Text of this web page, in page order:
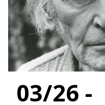
03/26 -